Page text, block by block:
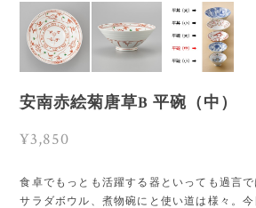
安南赤絵菊唐草B 平碗（中）
¥3,850
食卓でもっとも活躍する器といっても過言
サラダボウル、煮物碗にと使い道は様々。